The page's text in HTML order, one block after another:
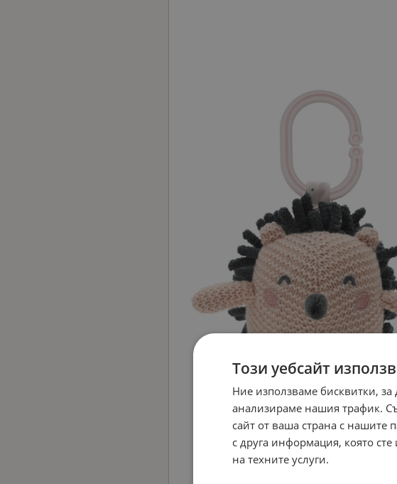
Този уебсайт
Ние използваме бисквитки,
анализираме нашия трафик.
сайт от ваша страна с нашите
с друга информация, която
на техните услуги.